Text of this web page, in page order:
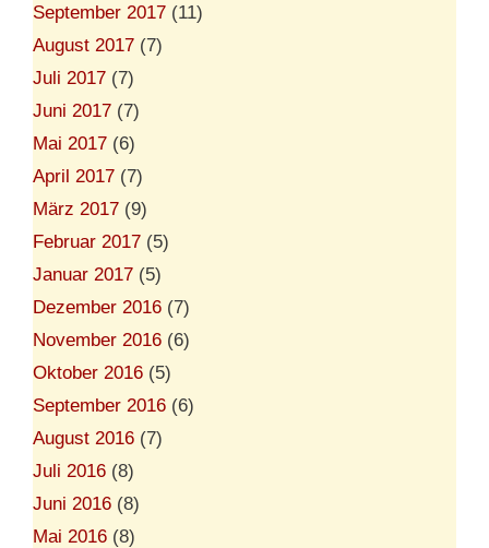
September 2017 (11)
August 2017 (7)
Juli 2017 (7)
Juni 2017 (7)
Mai 2017 (6)
April 2017 (7)
März 2017 (9)
Februar 2017 (5)
Januar 2017 (5)
Dezember 2016 (7)
November 2016 (6)
Oktober 2016 (5)
September 2016 (6)
August 2016 (7)
Juli 2016 (8)
Juni 2016 (8)
Mai 2016 (8)